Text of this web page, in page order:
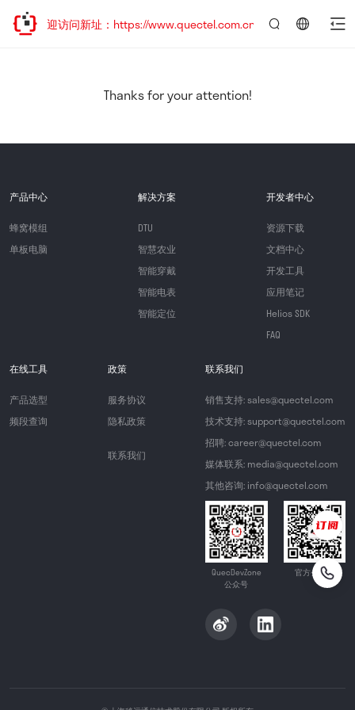
移，欢迎访问新址：https://www.quectel.com.cn
Thanks for your attention!
产品中心
蜂窝模组
单板电脑
解决方案
DTU
智慧农业
智能穿戴
智能电表
智能定位
开发者中心
资源下载
文档中心
开发工具
应用笔记
Helios SDK
FAQ
在线工具
产品选型
频段查询
政策
服务协议
隐私政策
联系我们
联系我们
销售支持: sales@quectel.com
技术支持: support@quectel.com
招聘: career@quectel.com
媒体联系: media@quectel.com
其他咨询: info@quectel.com
QuecDevZone
公众号
官方公众号